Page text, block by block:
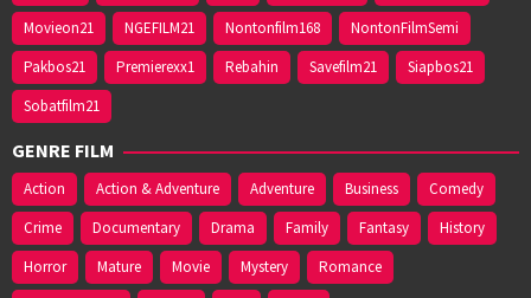
Movieon21
NGEFILM21 Nontonfilm168
NontonFilmSemi
Pakbos21
Premierexx1 Rebahin Savefilm21
Siapbos21
Sobatfilm21
GENRE FILM
Action Action & Adventure Adventure Business
Comedy
Crime
Documentary Drama Family Fantasy
History
Horror
Mature Movie Mystery
Romance